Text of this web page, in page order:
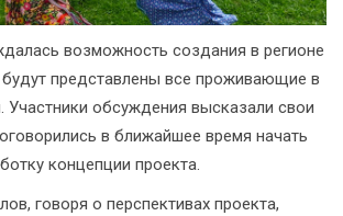
возможность создания в регионе
будут представлены все проживающие в
Участники обсуждения высказали свои
в ближайшее время начать
концепции проекта.
говоря о перспективах проекта,